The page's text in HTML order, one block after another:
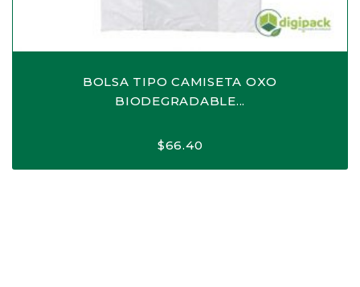
BOLSA TIPO CAMISETA OXO
BIODEGRADABLE...
$66.40